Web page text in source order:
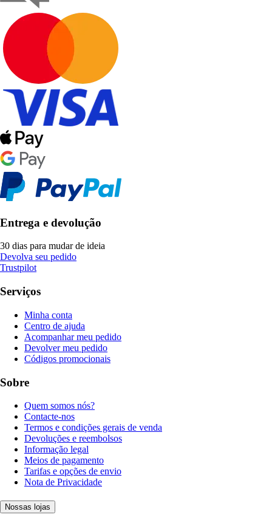
Entrega e devolução
30 dias para mudar de ideia
Devolva seu pedido
Trustpilot
Serviços
Minha conta
Centro de ajuda
Acompanhar meu pedido
Devolver meu pedido
Códigos promocionais
Sobre
Quem somos nós?
Contacte-nos
Termos e condições gerais de venda
Devoluções e reembolsos
Informação legal
Meios de pagamento
Tarifas e opções de envio
Nota de Privacidade
Nossas lojas